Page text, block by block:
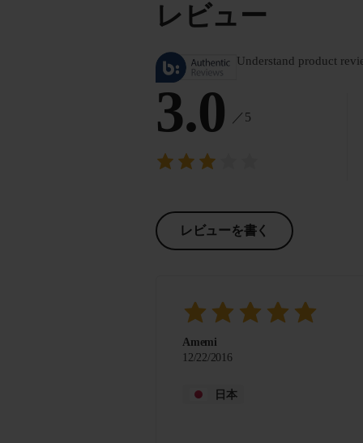
レビュー
Understand product
3.0 ／5
レビューを書く
Amemi
12/22/2016
日本